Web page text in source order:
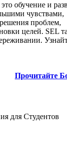
обучение и
чувствами,
проблем,
целей. SEL
Прочитайте